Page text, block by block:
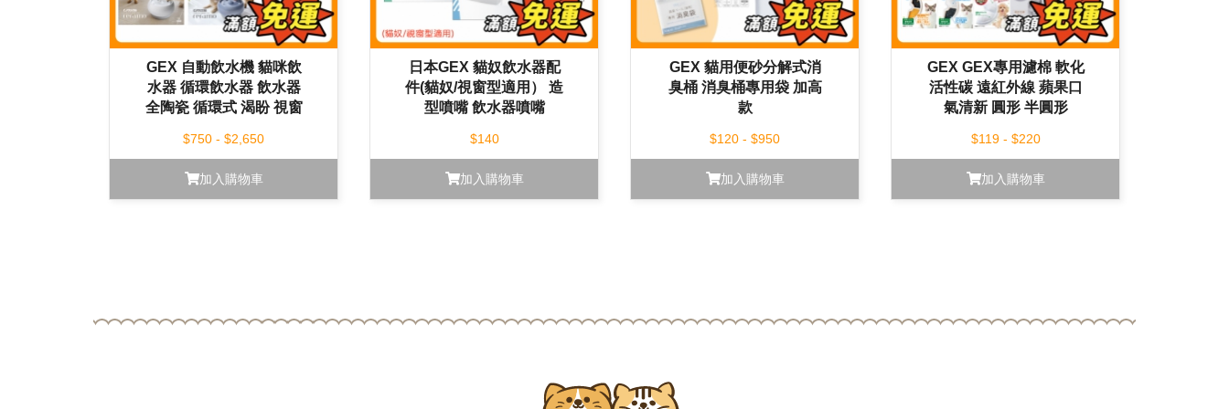
GEX 自動飲水機 貓咪飲
水器 循環飲水器 飲水器
全陶瓷 循環式 渴盼 視窗
$750 - $2,650
加入購物車
日本GEX 貓奴飲水器配
件(貓奴/視窗型適用） 造
型噴嘴 飲水器噴嘴
$140
加入購物車
GEX 貓用便砂分解式消
臭桶 消臭桶專用袋 加高
款
$120 - $950
加入購物車
GEX GEX專用濾棉 軟化
活性碳 遠紅外線 蘋果口
氣清新 圓形 半圓形
$119 - $220
加入購物車